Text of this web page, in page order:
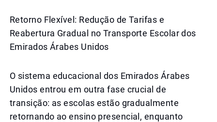
Retorno Flexível: Redução de Tarifas e
Reabertura Gradual no Transporte Escolar dos
Emirados Árabes Unidos
O sistema educacional dos Emirados Árabes
Unidos entrou em outra fase crucial de
transição: as escolas estão gradualmente
retornando ao ensino presencial, enquanto